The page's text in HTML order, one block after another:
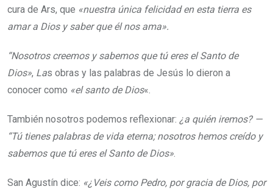
cura de Ars, que «nuestra única felicidad en esta tierra es
amar a Dios y saber que él nos ama».
“Nosotros creemos y sabemos que tú eres el Santo de
Dios», Las obras y las palabras de Jesús lo dieron a
conocer como «el santo de Dios«.
También nosotros podemos reflexionar: ¿a quién iremos? —
“Tú tienes palabras de vida eterna; nosotros hemos creído y
sabemos que tú eres el Santo de Dios».
San Agustín dice: «¿Veis como Pedro, por gracia de Dios, por